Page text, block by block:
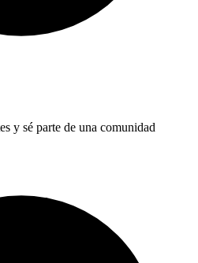
y sé parte de una comunidad